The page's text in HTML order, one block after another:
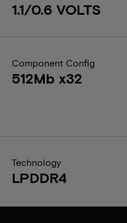
1.1/0.6 VOLTS
Component Config
512Mb x32
Technology
LPDDR4